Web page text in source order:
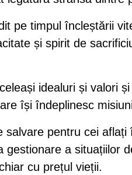
pe timpul încleștării
și spirit de
idealuri și valori
își îndeplinesc
pentru cei aflați
a situațiilor
cu prețul vieții.